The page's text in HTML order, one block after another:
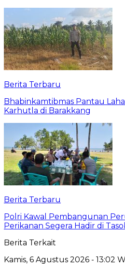
Berita Terbaru
Bhabinkamtibmas Pantau
Karhutla di Barakkang
Berita Terbaru
Polri Kawal Pembangunan
Perikanan Segera Hadir di
Berita Terkait
Kamis, 6 Agustus 2026 - 13:02